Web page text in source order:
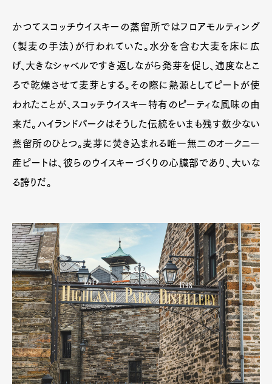
かつてスコッチウイスキーの蒸留所ではフロアモルティング
（製麦の手法）が行われていた。水分を含む大麦を床に広
げ、大きなシャベルですき返しながら発芽を促し、適度なとこ
ろで乾燥させて麦芽とする。その際に熱源としてピートが使
われたことが、スコッチウイスキー特有のピーティな風味の由
来だ。ハイランドパークはそうした伝統をいまも残す数少ない
蒸留所のひとつ。麦芽に焚き込まれる唯一無二のオークニー
産ピートは、彼らのウイスキーづくりの心臓部であり、大いな
る誇りだ。